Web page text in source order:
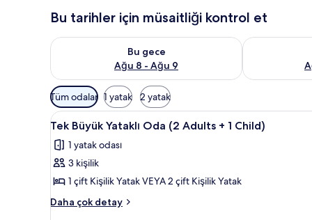
Bu tarihler için müsaitliği kontrol et
Bu gece
Ağu 8 - Ağu 9
Bu gece için müsaitliği kontrol et Ağu 8 - Ağu 9
Yarın için
Odalar
için
mevcut
filtreler
Tüm odalar 1 yatak 2 yatak
Tek
Büyük
Yataklı
Oda
(2
Adults
Minibar, odada kasa, masa,
6
Tek Büyük Yataklı Oda (2 Adults + 1 Child)
1 yatak odası
3 kişilik
1 çift Kişilik Yatak VEYA 2 çift Kişilik Yatak
Daha çok detay
Tek